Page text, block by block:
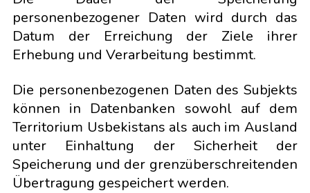
personenbezogener Daten wird durch das
Datum der Erreichung der Ziele ihrer
Erhebung und Verarbeitung bestimmt.
Die personenbezogenen Daten des Subjekts
können in Datenbanken sowohl auf dem
Territorium Usbekistans als auch im Ausland
unter Einhaltung der Sicherheit der
Speicherung und der grenzüberschreitenden
Übertragung gespeichert werden.